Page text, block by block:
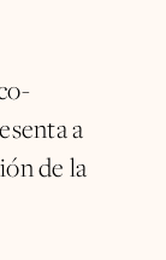
a
de la